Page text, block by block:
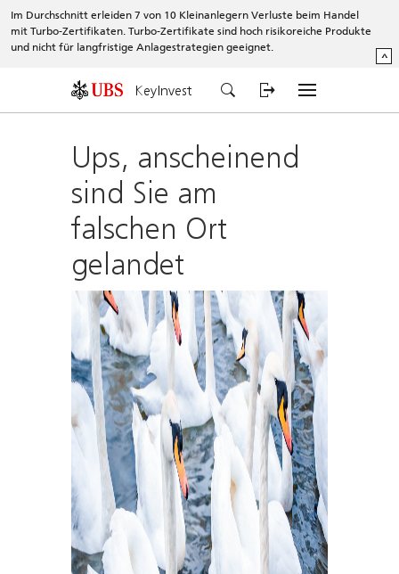
Im Durchschnitt erleiden 7 von 10 Kleinanlegern Verluste beim Handel
mit Turbo-Zertifikaten. Turbo-Zertifikate sind hoch risikoreiche Produkte
und nicht für langfristige Anlagestrategien geeignet.
^
KeyInvest
Ups, anscheinend
sind Sie am
falschen Ort
gelandet